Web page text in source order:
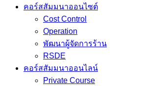
คอร์สสัมมนาออนไซต์
Cost Control
Operation
พัฒนาผู้จัดการร้าน
RSDE
คอร์สสัมมนาออนไลน์
Private Course